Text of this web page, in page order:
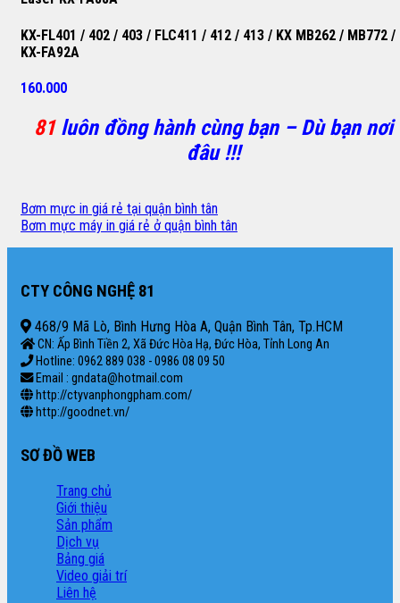
KX-FL401 / 402 / 403 / FLC411 / 412 / 413 / KX MB262 / MB772 /
KX-FA92A
160.000
81luôn đồng hành cùng bạn – Dù bạn nơi
đâu !!!
Bơm mực in giá rẻ tại quận bình tân
Bơm mực máy in giá rẻ ở quận bình tân
CTY CÔNG NGHỆ 81
468/9 Mã Lò, Bình Hưng Hòa A, Quận Bình Tân, Tp.HCM
CN: Ấp Bình Tiền 2, Xã Đức Hòa Hạ, Đức Hòa, Tỉnh Long An
Hotline: 0962 889 038 - 0986 08 09 50
Email : gndata@hotmail.com
http://ctyvanphongpham.com/
http://goodnet.vn/
SƠ ĐỒ WEB
Trang chủ
Giới thiệu
Sản phẩm
Dịch vụ
Bảng giá
Video giải trí
Liên hệ